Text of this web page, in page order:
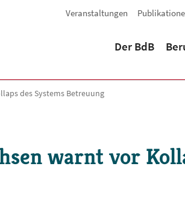
Veranstaltungen
Der BdB
des Systems Betreuung
warnt vor